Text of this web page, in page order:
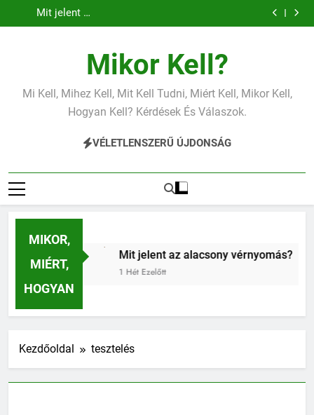
a
vérnyomás?
alacsony vas?
Mit jelent az
alacsony
Mikor Kell?
Mi Kell, Mihez Kell, Mit Kell Tudni, Miért Kell, Mikor Kell,
Hogyan Kell? Kérdések És Válaszok.
VÉLETLENSZERŰ ÚJDONSÁG
MIKOR,
MIÉRT,
HOGYAN
Mit jelent az alacsony vérnyomás?
1 Hét Ezelőtt
Miért
Kezdőoldal tesztelés